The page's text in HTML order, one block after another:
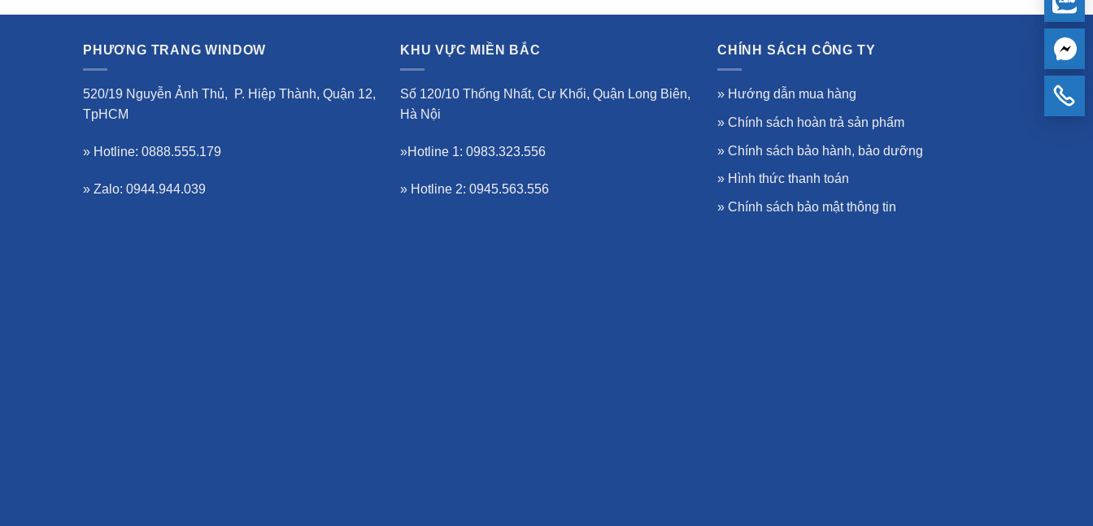
PHƯƠNG TRANG WINDOW
520/19 Nguyễn Ảnh Thủ, P. Hiệp Thành, Quận 12,
TpHCM
» Hotline: 0888.555.179
» Zalo: 0944.944.039
KHU VỰC MIỀN BẮC
Số 120/10 Thống Nhất, Cự Khối, Quận Long Biên,
Hà Nội
»Hotline 1: 0983.323.556
» Hotline 2: 0945.563.556
CHÍNH SÁCH CÔNG TY
» Hướng dẫn mua hàng
» Chính sách hoàn trả sản phẩm
» Chính sách bảo hành, bảo dưỡng
» Hình thức thanh toán
» Chính sách bảo mật thông tin